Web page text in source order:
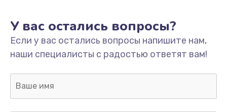
У вас остались вопросы?
Если у вас остались вопросы напишите нам,
наши специалисты с радостью ответят вам!